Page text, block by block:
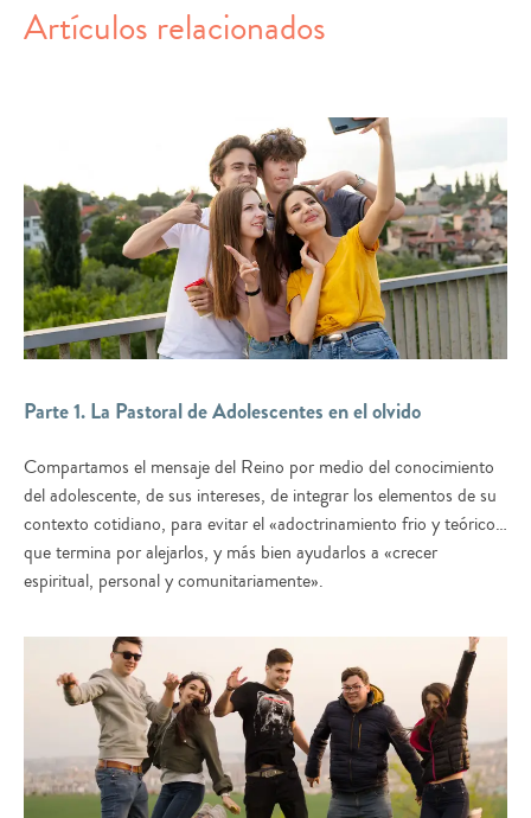
Artículos relacionados
Parte 1. La Pastoral de Adolescentes en el olvido
Compartamos el mensaje del Reino por medio del conocimiento
del adolescente, de sus intereses, de integrar los elementos de su
contexto cotidiano, para evitar el «adoctrinamiento frio y teórico…
que termina por alejarlos, y más bien ayudarlos a «crecer
espiritual, personal y comunitariamente».